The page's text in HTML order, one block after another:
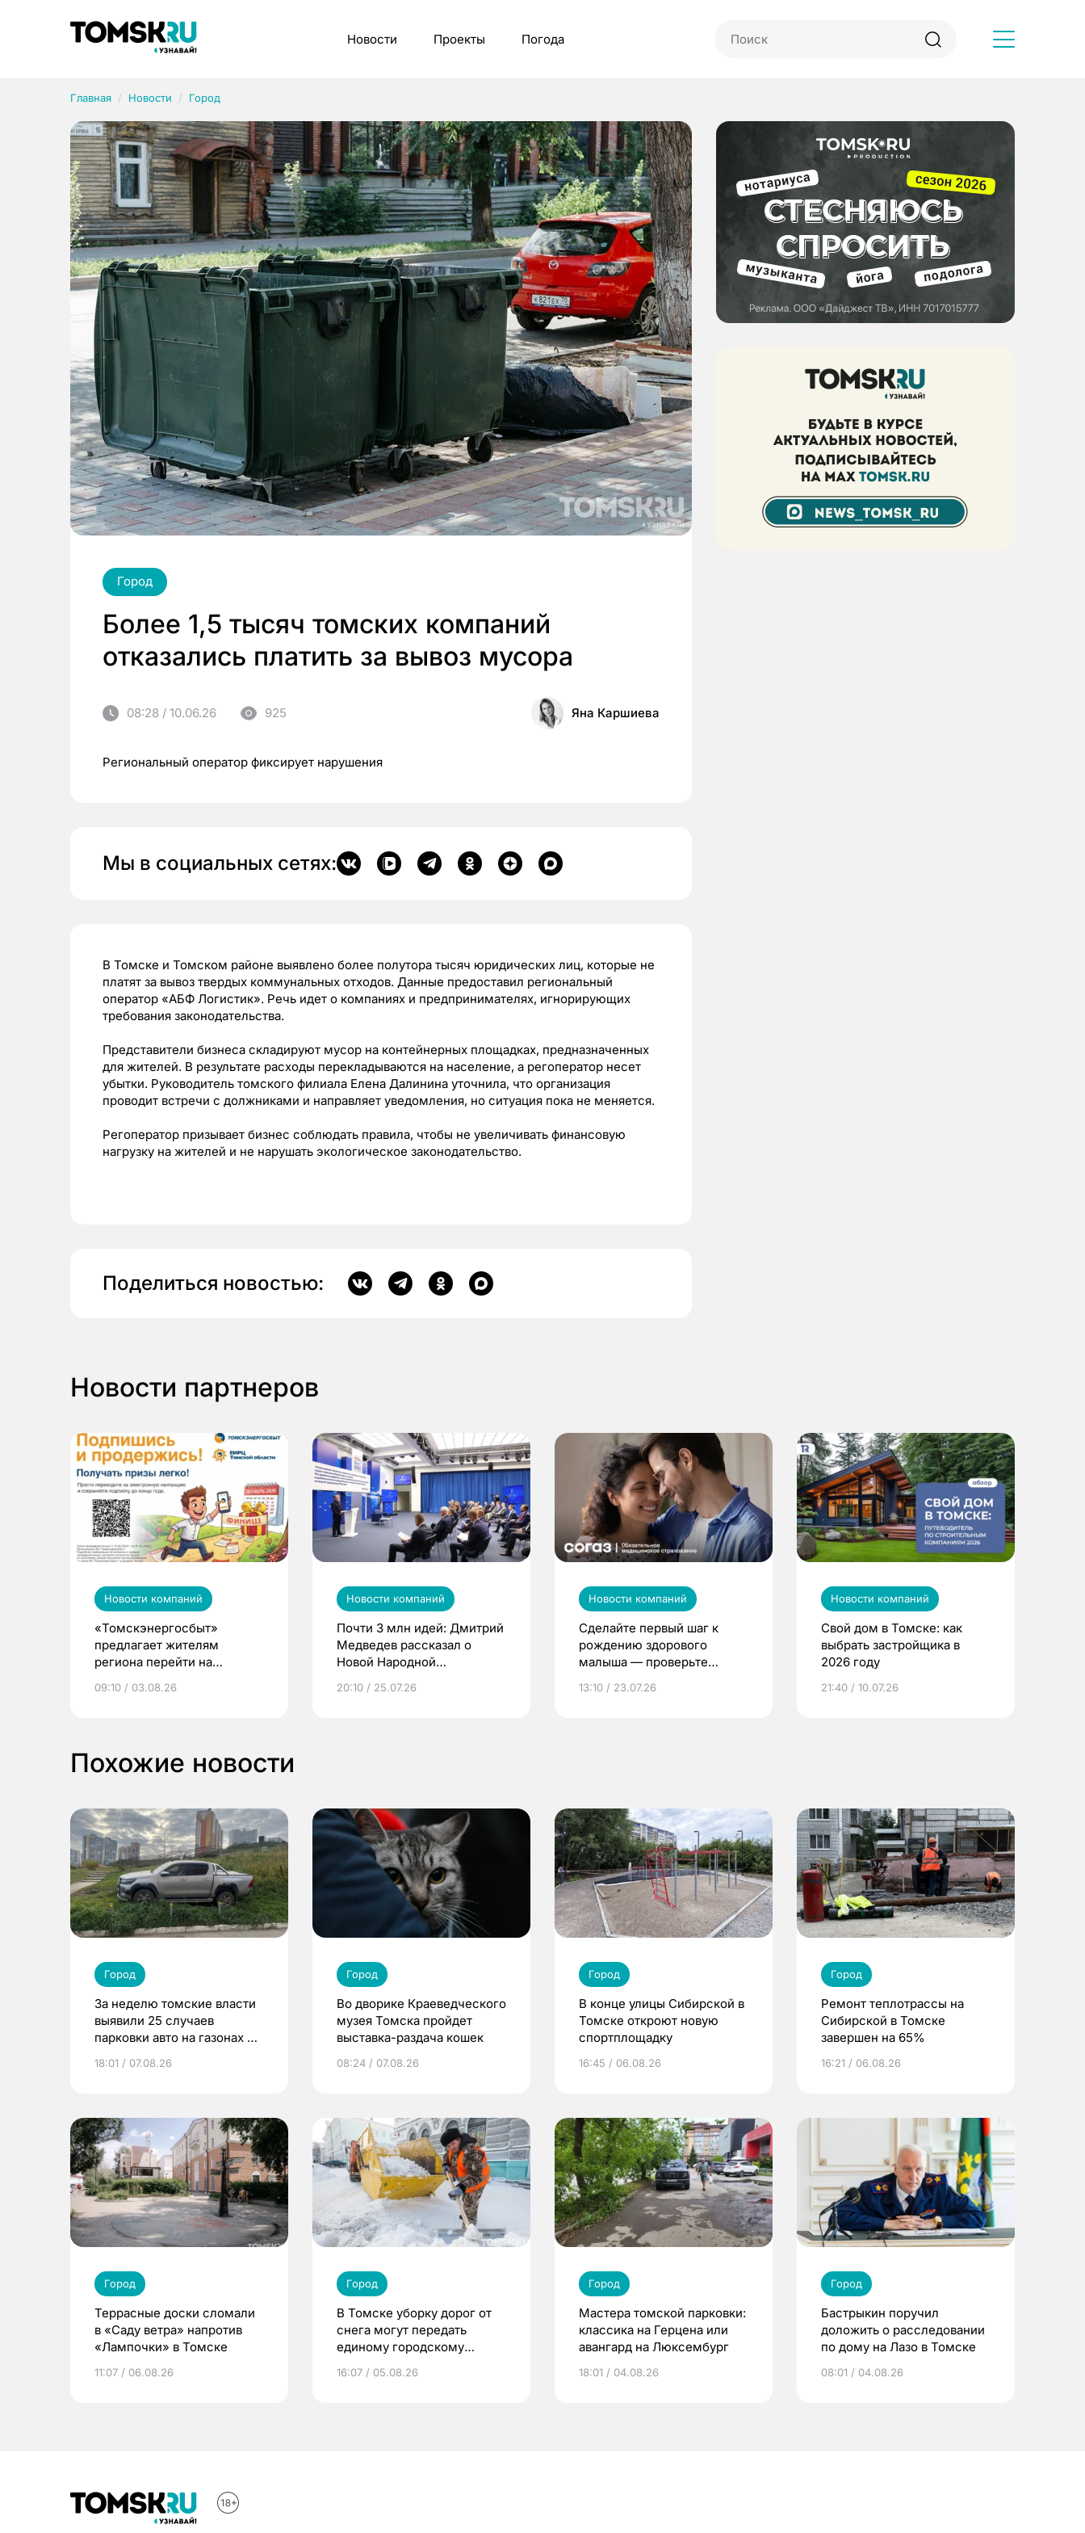
Новости Проекты Погода
Главная Новости Город
Город
Более 1,5 тысяч томских компаний
отказались платить за вывоз мусора
08:28 / 10.06.26 925 Яна Каршиева
Региональный оператор фиксирует нарушения
Мы в социальных сетях:
В Томске и Томском районе выявлено более полутора тысяч юридических лиц, которые не
платят за вывоз твердых коммунальных отходов. Данные предоставил региональный
оператор «АБФ Логистик». Речь идет о компаниях и предпринимателях, игнорирующих
требования законодательства.
Представители бизнеса складируют мусор на контейнерных площадках, предназначенных
для жителей. В результате расходы перекладываются на население, а регоператор несет
убытки. Руководитель томского филиала Елена Далинина уточнила, что организация
проводит встречи с должниками и направляет уведомления, но ситуация пока не меняется.
Регоператор призывает бизнес соблюдать правила, чтобы не увеличивать финансовую
нагрузку на жителей и не нарушать экологическое законодательство.
Поделиться новостью:
Новости партнеров
Новости компаний
«Томскэнергосбыт»
предлагает жителям
региона перейти на
выиграть призы
09:10 / 03.08.26
Новости компаний
Почти 3 млн идей: Дмитрий
Медведев рассказал о
Новой Народной
20:10 / 25.07.26
Новости компаний
Сделайте первый шаг к
рождению здорового
малыша — проверьте
по ОМС!
13:10 / 23.07.26
Новости компаний
Свой дом в Томске: как
выбрать застройщика в
2026 году
21:40 / 10.07.26
Похожие новости
Город
За неделю томские власти
выявили 25 случаев
парковки авто на газонах и
18:01 / 07.08.26
Город
Во дворике Краеведческого
музея Томска пройдет
выставка-раздача кошек
08:24 / 07.08.26
Город
В конце улицы Сибирской в
Томске откроют новую
спортплощадку
16:45 / 06.08.26
Город
Ремонт теплотрассы на
Сибирской в Томске
завершен на 65%
16:21 / 06.08.26
Город
Террасные доски сломали
в «Саду ветра» напротив
«Лампочки» в Томске
11:07 / 06.08.26
Город
В Томске уборку дорог от
снега могут передать
единому городскому
16:07 / 05.08.26
Город
Мастера томской парковки:
классика на Герцена или
авангард на Люксембург
18:01 / 04.08.26
Город
Бастрыкин поручил
доложить о расследовании
по дому на Лазо в Томске
08:01 / 04.08.26
Рубрики